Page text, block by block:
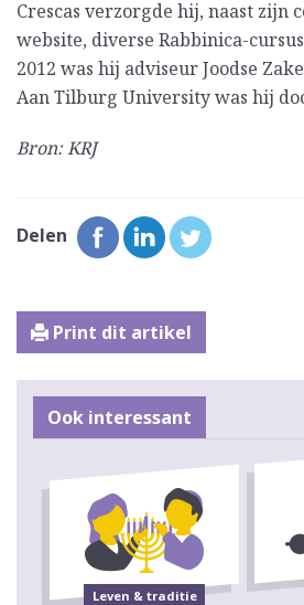
Crescas verzorgde hij, naast zijn
website, diverse Rabbinica-
2012 was hij adviseur Joodse
Aan Tilburg University was hij
Bron: KRJ
Delen
Print dit artikel
Ook interessant
Leven & traditie